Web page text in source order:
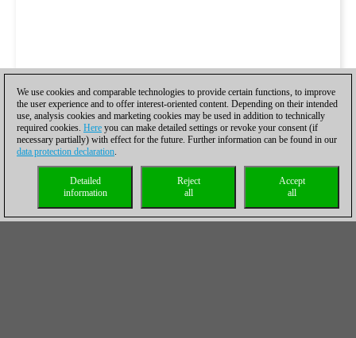
We use cookies and comparable technologies to provide certain functions, to improve
the user experience and to offer interest-oriented content. Depending on their intended
use, analysis cookies and marketing cookies may be used in addition to technically
required cookies. Here you can make detailed settings or revoke your consent (if
necessary partially) with effect for the future. Further information can be found in our
data protection declaration.
Accept
all
Reject
all
Detailed
information